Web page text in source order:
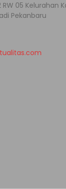
RW 05 Kelurahan
Pekanbaru